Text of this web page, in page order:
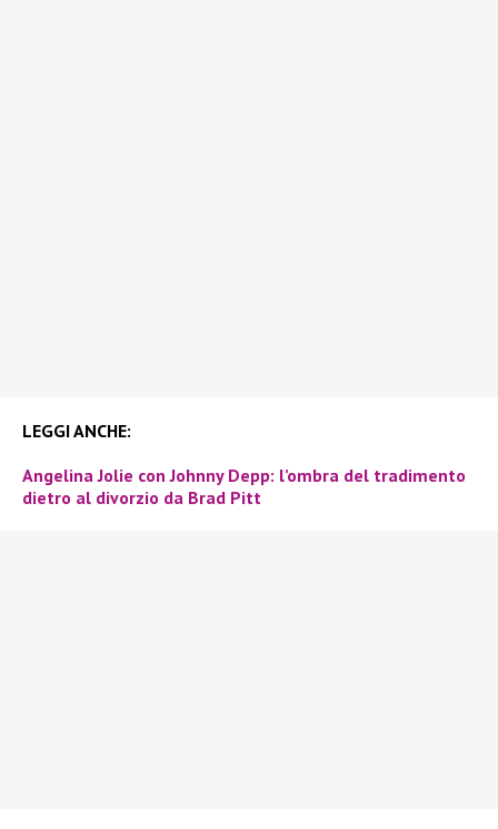
LEGGI ANCHE:
Angelina Jolie con Johnny Depp: l’ombra del tradimento
dietro al divorzio da Brad Pitt